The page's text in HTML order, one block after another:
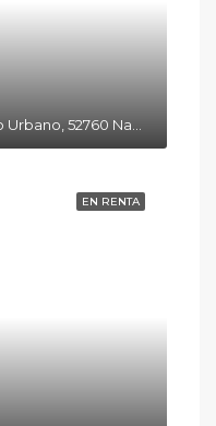
EN RENTA